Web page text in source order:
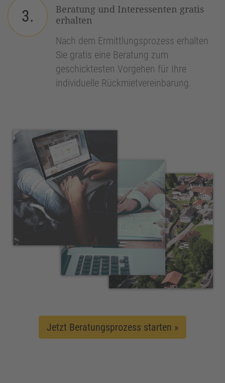
3.
Beratung und Interessenten gratis
erhalten
Nach dem Ermittlungsprozess erhalten
Sie gratis eine Beratung zum
geschicktesten Vorgehen für Ihre
individuelle Rückmietvereinbarung.
Jetzt Beratungsprozess starten »